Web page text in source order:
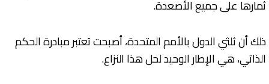
ثمارها على جميع الأصعدة.
ذلك أن ثلثي الدول بالأمم المتحدة، أصبحت تعتبر مبادرة الحكم
الذاتي، هي الإطار الوحيد لحل هذا النزاع.